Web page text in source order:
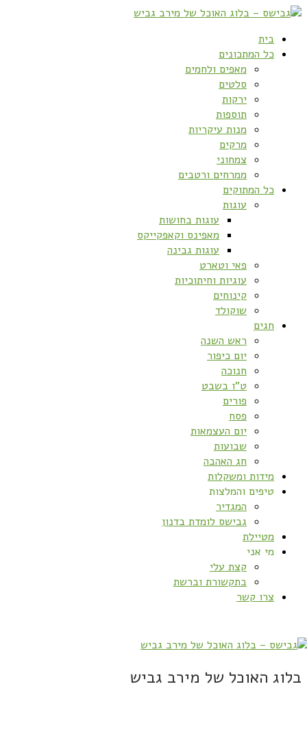
בית
כל המתכונים
מאפים ולחמים
סלטים
ירקות
תוספות
מנות עיקריות
מרקים
צמחוני
ממרחים ורטבים
כל המתוקים
עוגות
עוגות בחושות
מאפינס וקאפקייקס
עוגות גבינה
פאי וטארט
עוגיות וחיתוכיות
קינוחים
שוקולד
חגים
ראש השנה
יום כיפור
חנוכה
ט”ו בשבט
פורים
פסח
יום העצמאות
שבועות
חג האהבה
מידות ומשקלות
טיפים והמלצות
המגדיר
גבישס לומדת בדנון
מטיילת
מי אני
קצת עלי
בתקשורת וברשת
צרו קשר
בלוג האוכל של מירב גביש